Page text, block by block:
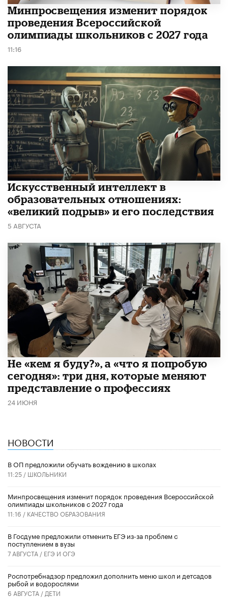
Минпросвещения изменит порядок
проведения Всероссийской
олимпиады школьников с 2027 года
11:16
​Искусственный интеллект в
образовательных отношениях:
«великий подрыв» и его последствия
5 АВГУСТА
Не «кем я буду?», а «что я попробую
сегодня»: три дня, которые меняют
представление о профессиях
24 ИЮНЯ
НОВОСТИ
В ОП предложили обучать вождению в школах
11:25 / ШКОЛЬНИКИ
Минпросвещения изменит порядок проведения Всероссийской
олимпиады школьников с 2027 года
11:16 / КАЧЕСТВО ОБРАЗОВАНИЯ
В Госдуме предложили отменить ЕГЭ из-за проблем с
поступлением в вузы
7 АВГУСТА / ЕГЭ И ОГЭ
Роспотребнадзор предложил дополнить меню школ и детсадов
рыбой и водорослями
6 АВГУСТА / ДЕТИ